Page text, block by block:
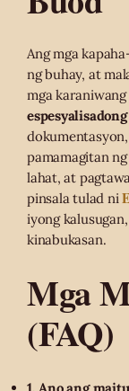
Ang mga
ng buhay, at
mga
pamamagitan
lahat, at
pinsala tulad ni
iyong
kinabukasan.
Mga
(FAQ)